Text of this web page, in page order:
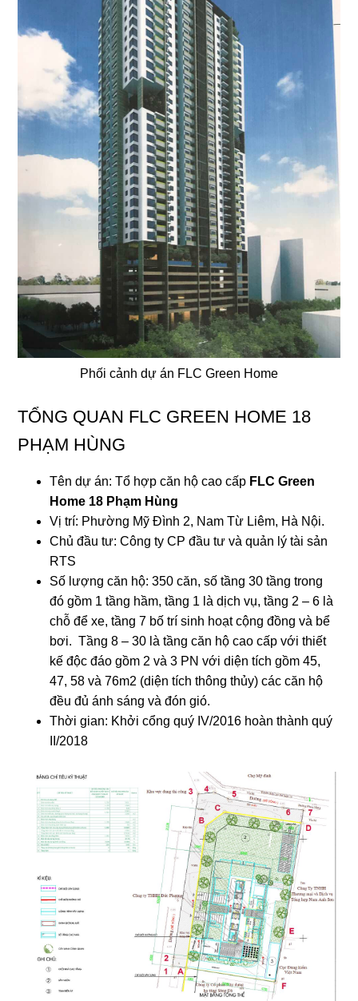
Phối cảnh dự án FLC Green Home
TỔNG QUAN FLC GREEN HOME 18
PHẠM HÙNG
Tên dự án: Tổ hợp căn hộ cao cấp FLC Green
Home 18 Phạm Hùng
Vị trí: Phường Mỹ Đình 2, Nam Từ Liêm, Hà Nội.
Chủ đầu tư: Công ty CP đầu tư và quản lý tài sản
RTS
Số lượng căn hộ: 350 căn, số tầng 30 tầng trong
đó gồm 1 tầng hầm, tầng 1 là dịch vụ, tầng 2 – 6 là
chỗ để xe, tầng 7 bố trí sinh hoạt cộng đồng và bể
bơi. Tầng 8 – 30 là tầng căn hộ cao cấp với thiết
kế độc đáo gồm 2 và 3 PN với diện tích gồm 45,
47, 58 và 76m2 (diện tích thông thủy) các căn hộ
đều đủ ánh sáng và đón gió.
Thời gian: Khởi cổng quý IV/2016 hoàn thành quý
II/2018